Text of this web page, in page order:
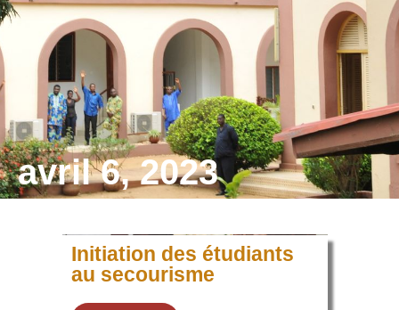
avril 6, 2023
Initiation des étudiants
au secourisme